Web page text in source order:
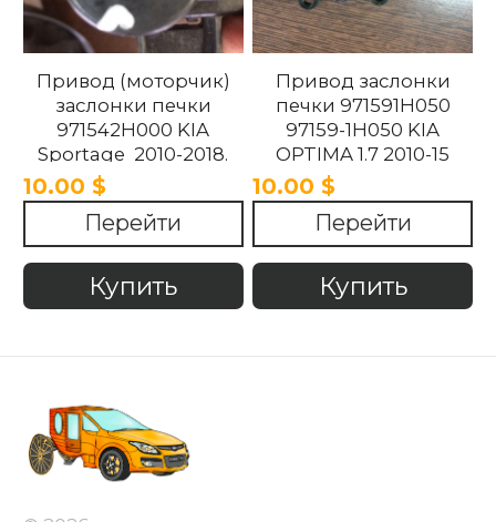
Привод (моторчик)
заслонки печки
971542H000 KIA
Sportage 2010-2018.
10.00 $
Перейти
Купить
Привод заслонки
печки 971591H050
97159-1H050 KIA
OPTIMA 1.7 2010-15
10.00 $
Перейти
Купить